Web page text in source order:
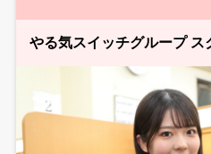
やる気スイッチグループ ス